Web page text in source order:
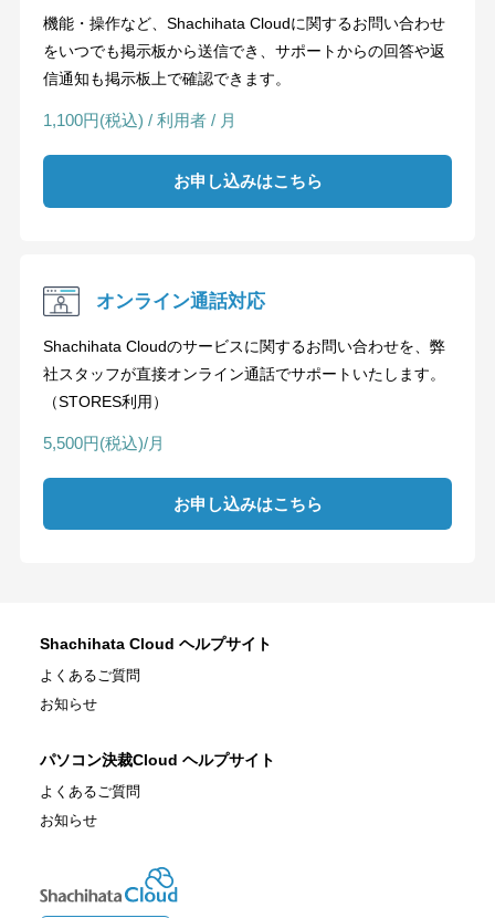
機能・操作など、Shachihata Cloudに関するお問い合わせ
をいつでも掲示板から送信でき、サポートからの回答や返
信通知も掲示板上で確認できます。
1,100円(税込) / 利用者 / 月
お申し込みはこちら
オンライン通話対応
Shachihata Cloudのサービスに関するお問い合わせを、弊
社スタッフが直接オンライン通話でサポートいたします。
（STORES利用）
5,500円(税込)/月
お申し込みはこちら
Shachihata Cloud ヘルプサイト
よくあるご質問
お知らせ
パソコン決裁Cloud ヘルプサイト
よくあるご質問
お知らせ